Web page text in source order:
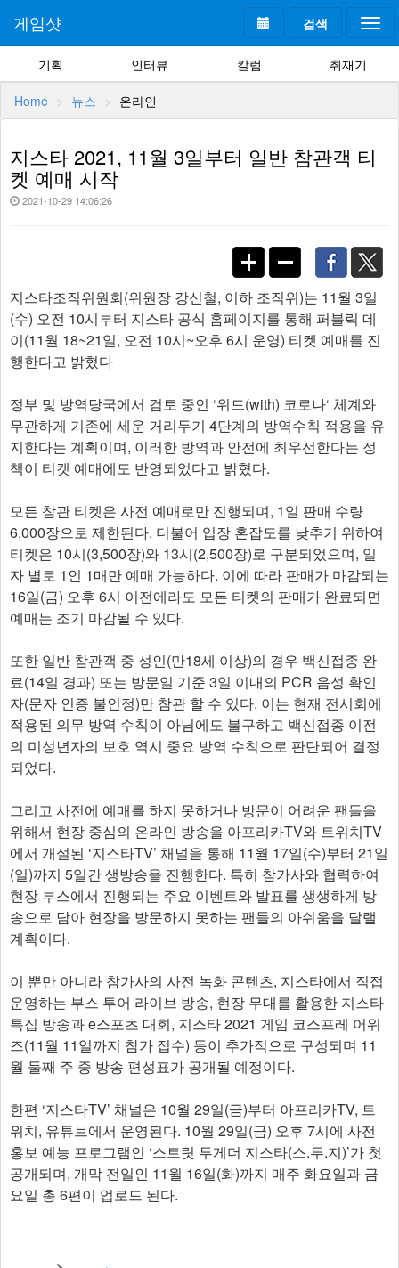
검색
게임샷
기획 인터뷰 칼럼 취재기
Home 뉴스 온라인
지스타 2021, 11월 3일부터 일반 참관객 티
켓 예매 시작
2021-10-29 14:06:26
지스타조직위원회(위원장 강신철, 이하 조직위)는 11월 3일
(수) 오전 10시부터 지스타 공식 홈페이지를 통해 퍼블릭 데
이(11월 18~21일, 오전 10시~오후 6시 운영) 티켓 예매를 진
행한다고 밝혔다
정부 및 방역당국에서 검토 중인 ‘위드(with) 코로나‘ 체계와
무관하게 기존에 세운 거리두기 4단계의 방역수칙 적용을 유
지한다는 계획이며, 이러한 방역과 안전에 최우선한다는 정
책이 티켓 예매에도 반영되었다고 밝혔다.
모든 참관 티켓은 사전 예매로만 진행되며, 1일 판매 수량
6,000장으로 제한된다. 더불어 입장 혼잡도를 낮추기 위하여
티켓은 10시(3,500장)와 13시(2,500장)로 구분되었으며, 일
자 별로 1인 1매만 예매 가능하다. 이에 따라 판매가 마감되는
16일(금) 오후 6시 이전에라도 모든 티켓의 판매가 완료되면
예매는 조기 마감될 수 있다.
또한 일반 참관객 중 성인(만18세 이상)의 경우 백신접종 완
료(14일 경과) 또는 방문일 기준 3일 이내의 PCR 음성 확인
자(문자 인증 불인정)만 참관 할 수 있다. 이는 현재 전시회에
적용된 의무 방역 수칙이 아님에도 불구하고 백신접종 이전
의 미성년자의 보호 역시 중요 방역 수칙으로 판단되어 결정
되었다.
그리고 사전에 예매를 하지 못하거나 방문이 어려운 팬들을
위해서 현장 중심의 온라인 방송을 아프리카TV와 트위치TV
에서 개설된 ‘지스타TV’ 채널을 통해 11월 17일(수)부터 21일
(일)까지 5일간 생방송을 진행한다. 특히 참가사와 협력하여
현장 부스에서 진행되는 주요 이벤트와 발표를 생생하게 방
송으로 담아 현장을 방문하지 못하는 팬들의 아쉬움을 달랠
계획이다.
이 뿐만 아니라 참가사의 사전 녹화 콘텐츠, 지스타에서 직접
운영하는 부스 투어 라이브 방송, 현장 무대를 활용한 지스타
특집 방송과 e스포츠 대회, 지스타 2021 게임 코스프레 어워
즈(11월 11일까지 참가 접수) 등이 추가적으로 구성되며 11
월 둘째 주 중 방송 편성표가 공개될 예정이다.
한편 ‘지스타TV’ 채널은 10월 29일(금)부터 아프리카TV, 트
위치, 유튜브에서 운영된다. 10월 29일(금) 오후 7시에 사전
홍보 예능 프로그램인 ‘스트릿 투게더 지스타(스.투.지)’가 첫
공개되며, 개막 전일인 11월 16일(화)까지 매주 화요일과 금
요일 총 6편이 업로드 된다.